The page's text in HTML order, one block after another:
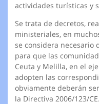
actividades turísticas y
Se trata de decretos,
ministeriales, en
se considera necesario
para que las
Ceuta y Melilla, en el
adopten las
obviamente deberán
la Directiva 2006/123/CE.